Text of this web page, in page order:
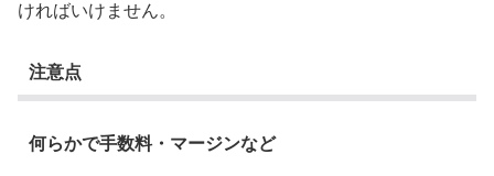
ければいけません。
注意点
何らかで手数料・マージンなど